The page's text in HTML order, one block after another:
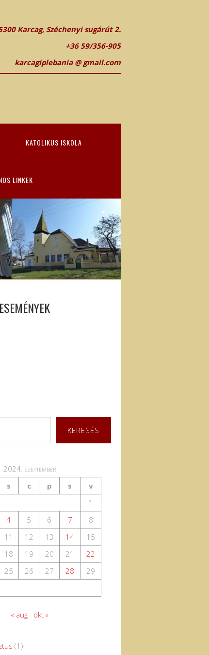
Karcag, Széchenyi sugárút 2.
+36 59/356-905
karcagiplebania @ gmail.com
KATOLIKUS ISKOLA
LINKEK
KERESÉS
2024. szeptember
s c p s
v
1
4 5 6 7
8
11 12 13 14
15
18 19 20 21
22
25 26 27 28
29
« aug okt »
(1)